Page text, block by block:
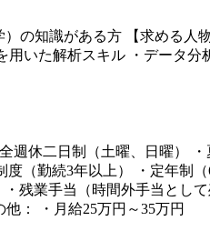
の知識がある方 【求める
いた解析スキル ・データ
休二日制（土曜、日曜）
（勤続3年以上） ・定年制
業手当（時間外手当とし
： ・月給25万円～35万円